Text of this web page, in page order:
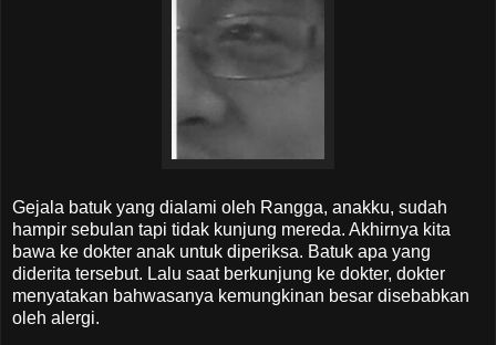
Gejala batuk yang dialami oleh Rangga, anakku, sudah
hampir sebulan tapi tidak kunjung mereda. Akhirnya kita
bawa ke dokter anak untuk diperiksa. Batuk apa yang
diderita tersebut. Lalu saat berkunjung ke dokter, dokter
menyatakan bahwasanya kemungkinan besar disebabkan
oleh alergi.